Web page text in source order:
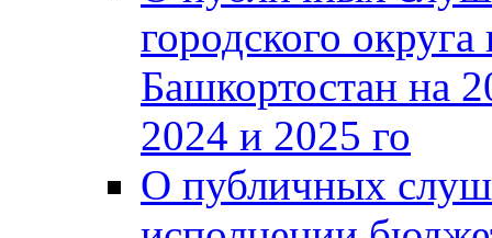
городского
Башкортостан на
2024 и 2025 го
О публичных